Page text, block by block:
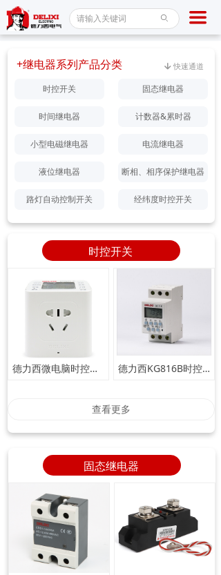
ꄙ 끀
首页
产品中心
新闻百科
服务保障
联系我们
+继电器系列产品分类
时控开关 固态继电器
时间继电器 计数器&累时器
小型电磁继电器 电流继电器
液位继电器
路灯自动控制开关
断相、相序保护继电器
녓 快速通道
经纬度时控开关
德力西微电脑时控开关_KG316TP时控插座 德力西KG816B时控开关_微电脑时控开关
查看更多
时控开关
固态继电器